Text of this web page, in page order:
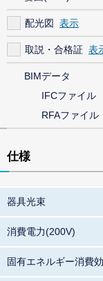
配光図
取説・合格証
BIMデータ
IFCファイル
RFAファイル
仕様
器具光束
消費電力(200V)
固有エネルギー消費